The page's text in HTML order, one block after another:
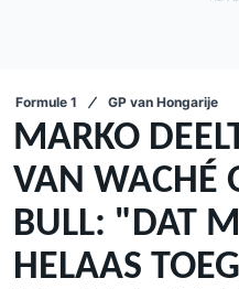
Formule 1 GP van Hongarije
MARKO
VAN WACHÉ
BULL: "DAT
HELAAS